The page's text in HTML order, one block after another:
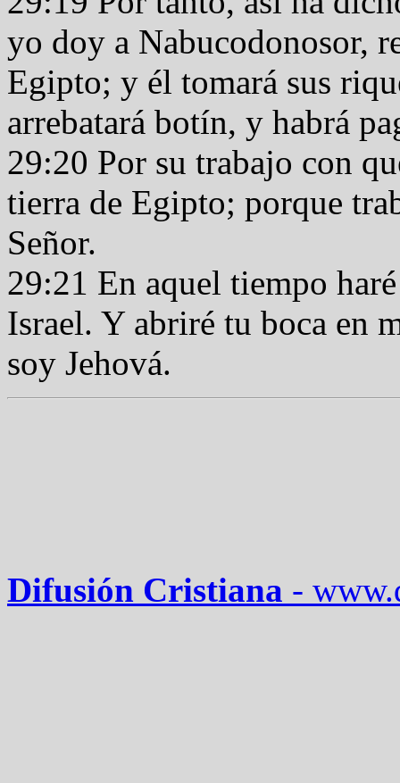
yo doy a Nabucodonosor,
Egipto; y él tomará sus
arrebatará botín, y habrá
29:20 Por su trabajo con
tierra de Egipto; porque
Señor.
29:21 En aquel tiempo
Israel. Y abriré tu boca en
soy Jehová.
Difusión Cristiana -